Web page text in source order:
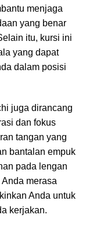
menjaga
yang benar
itu, kursi ini
yang dapat
dalam posisi
juga dirancang
dan fokus
tangan yang
bantalan empuk
pada lengan
merasa
Anda untuk
kerjakan.